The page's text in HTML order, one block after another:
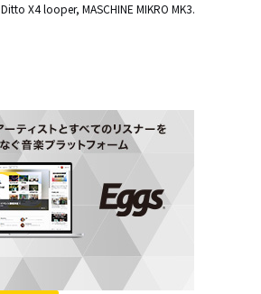
X4 looper, MASCHINE MIKRO MK3.